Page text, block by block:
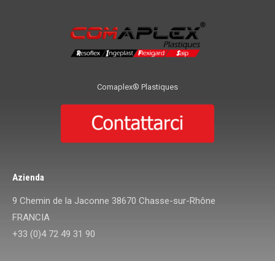
Comaplex® Plastiques
Azienda
9 Chemin de la Jaconne 38670 Chasse-sur-Rhône
FRANCIA
+33 (0)4 72 49 31 90